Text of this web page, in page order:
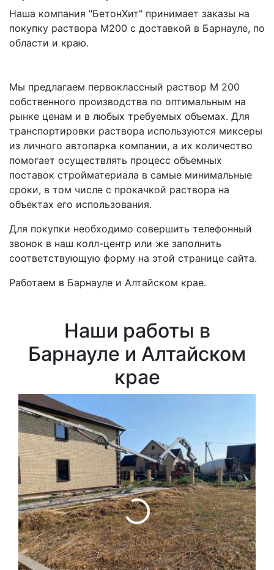
Наша компания "БетонХит" принимает заказы на
покупку раствора M200 с доставкой в Барнауле, по
области и краю.
Мы предлагаем первоклассный раствор M 200
собственного производства по оптимальным на
рынке ценам и в любых требуемых объемах. Для
транспортировки раствора используются миксеры
из личного автопарка компании, а их количество
помогает осуществлять процесс объемных
поставок стройматериала в самые минимальные
сроки, в том числе с прокачкой раствора на
объектах его использования.
Для покупки необходимо совершить телефонный
звонок в наш колл-центр или же заполнить
соответствующую форму на этой странице сайта.
Работаем в Барнауле и Алтайском крае.
Наши работы в
Барнауле и Алтайском
крае